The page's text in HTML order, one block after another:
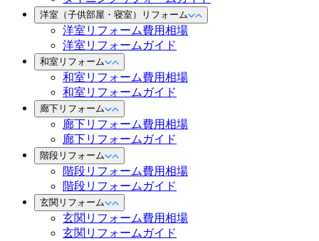
洋室（子供部屋・寝室）リフォーム
洋室リフォーム費用相場
洋室リフォームガイド
和室リフォーム
和室リフォーム費用相場
和室リフォームガイド
廊下リフォーム
廊下リフォーム費用相場
廊下リフォームガイド
階段リフォーム
階段リフォーム費用相場
階段リフォームガイド
玄関リフォーム
玄関リフォーム費用相場
玄関リフォームガイド